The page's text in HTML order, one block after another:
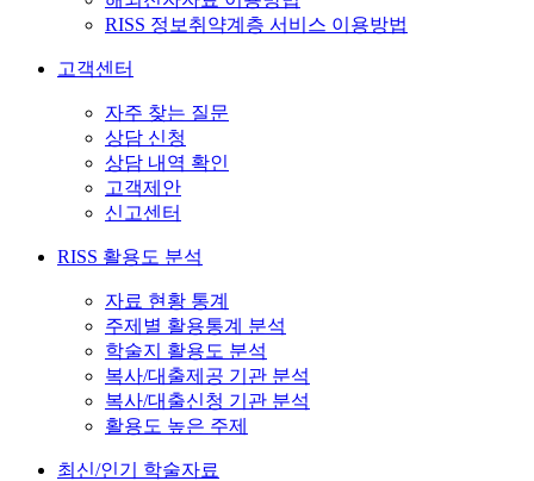
RISS 정보취약계층 서비스 이용방법
고객센터
자주 찾는 질문
상담 신청
상담 내역 확인
고객제안
신고센터
RISS 활용도 분석
자료 현황 통계
주제별 활용통계 분석
학술지 활용도 분석
복사/대출제공 기관 분석
복사/대출신청 기관 분석
활용도 높은 주제
최신/인기 학술자료